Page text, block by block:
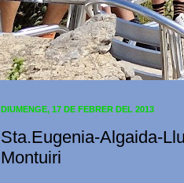
DIUMENGE, 17 DE FEBRER DEL 2013
Sta.Eugenia-Algaida-
Montuiri